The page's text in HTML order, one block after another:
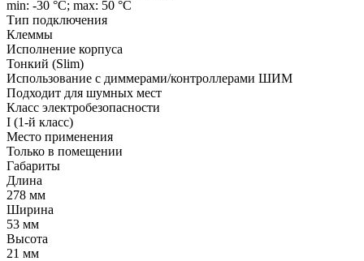
min: -30 °C; max: 50 °C
Тип подключения
Клеммы
Исполнение корпуса
Тонкий (Slim)
Использование с диммерами/контроллерами ШИМ
Подходит для шумных мест
Класс электробезопасности
I (1-й класс)
Место применения
Только в помещении
Габариты
Длина
278 мм
Ширина
53 мм
Высота
21 мм